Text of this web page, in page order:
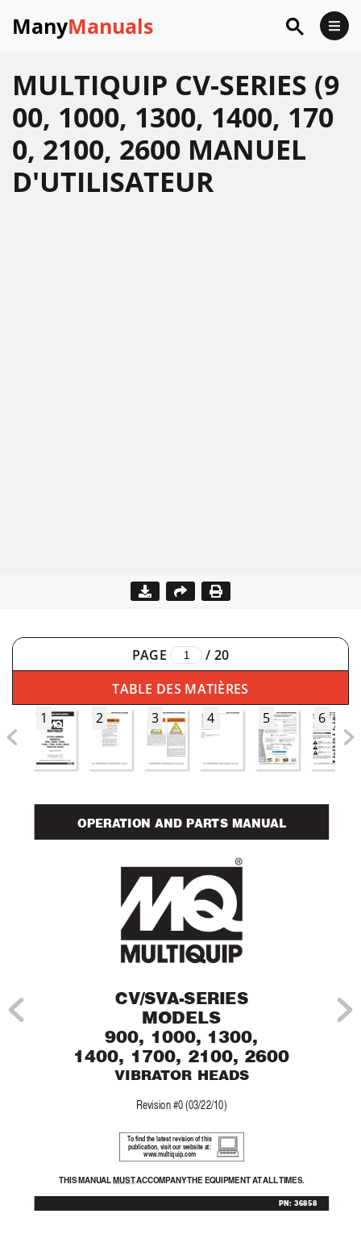
ManyManuals
MULTIQUIP CV-SERIES (9
00, 1000, 1300, 1400, 170
0, 2100, 2600 MANUEL
D'UTILISATEUR
PAGE / 20
TABLE DES MATIÈRES
1
2 3 4 5 6
OPERATION AND PARTS MANUAL
THIS MANU AL MUST ACCOMPANY THE EQUIPMENT AT ALL TIMES.
To find the latest revision of this
publication, visit our website at:
www.multiquip.com
CV/SVA-SERIES
MODELS
900, 1000, 1300,
1400, 1700, 2100, 2600
VIBRATOR HEADS
Revision #0 (03/22/10)
PN: 36858